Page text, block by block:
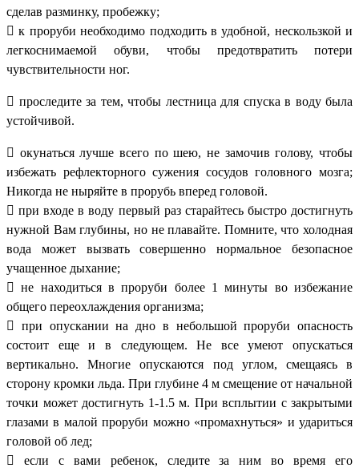
сделав разминку, пробежку;
 к проруби необходимо подходить в удобной, нескользкой и
легкоснимаемой обуви, чтобы предотвратить потери
чувствительности ног.
 проследите за тем, чтобы лестница для спуска в воду была
устойчивой.
 окунаться лучше всего по шею, не замочив голову, чтобы
избежать рефлекторного сужения сосудов головного мозга;
Никогда не ныряйте в прорубь вперед головой.
 при входе в воду первый раз старайтесь быстро достигнуть
нужной Вам глубины, но не плавайте. Помните, что холодная
вода может вызвать совершенно нормальное безопасное
учащенное дыхание;
 не находиться в проруби более 1 минуты во избежание
общего переохлаждения организма;
 при опускании на дно в небольшой проруби опасность
состоит еще и в следующем. Не все умеют опускаться
вертикально. Многие опускаются под углом, смещаясь в
сторону кромки льда. При глубине 4 м смещение от начальной
точки может достигнуть 1-1.5 м. При всплытии с закрытыми
глазами в малой проруби можно «промахнуться» и удариться
головой об лед;
 если с вами ребенок, следите за ним во время его